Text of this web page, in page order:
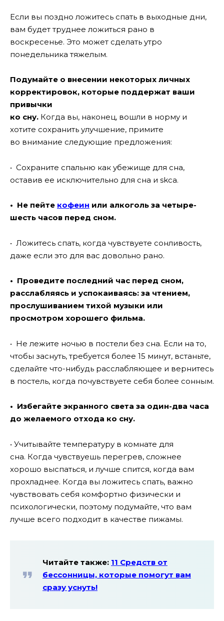
Если вы поздно ложитесь спать в выходные дни,
вам будет труднее ложиться рано в
воскресенье. Это может сделать утро
понедельника тяжелым.
Подумайте о внесении некоторых личных
корректировок, которые поддержат ваши
привычки
ко сну. Когда вы, наконец, вошли в норму и
хотите сохранить улучшение, примите
во внимание следующие предложения:
• Сохраните спальню как убежище для сна,
оставив ее исключительно для сна и skса.
• Не пейте кофеин или алкоголь за четыре-
шесть часов перед сном.
• Ложитесь спать, когда чувствуете сонливость,
даже если это для вас довольно рано.
• Проведите последний час перед сном,
расслабляясь и успокаиваясь: за чтением,
прослушиванием тихой музыки или
просмотром хорошего фильма.
• Не лежите ночью в постели без сна. Если на то,
чтобы заснуть, требуется более 15 минут, встаньте,
сделайте что-нибудь расслабляющее и вернитесь
в постель, когда почувствуете себя более сонным.
• Избегайте экранного света за один-два часа
до желаемого отхода ко сну.
• Учитывайте температуру в комнате для
сна. Когда чувствуешь перегрев, сложнее
хорошо выспаться, и лучше спится, когда вам
прохладнее. Когда вы ложитесь спать, важно
чувствовать себя комфортно физически и
психологически, поэтому подумайте, что вам
лучше всего подходит в качестве пижамы.
Читайте также: 11 Средств от
бессонницы, которые помогут вам
сразу уснуть!